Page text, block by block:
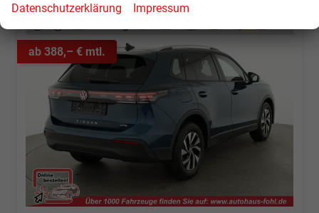
ab 388,– € mtl.
Datenschutzerklärung Impressum